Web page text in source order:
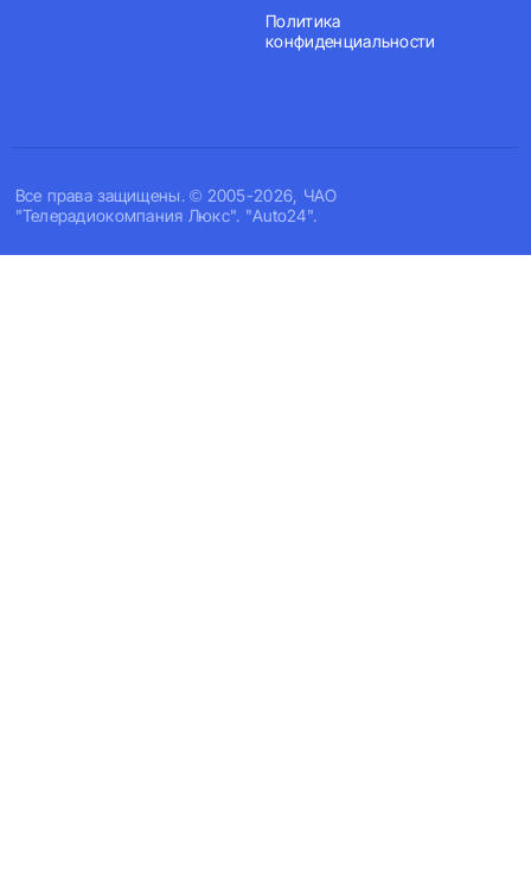
Все права защищены. © 2005-2026, ЧАО
"Телерадиокомпания Люкс". "Auto24".
Политика
конфиденциальности